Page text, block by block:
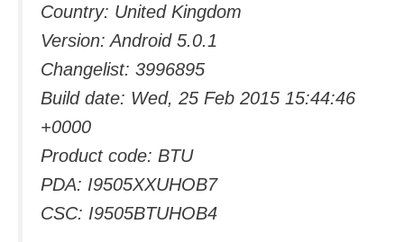
Country: United Kingdom
Version: Android 5.0.1
Changelist: 3996895
Build date: Wed, 25 Feb 2015 15:44:46
+0000
Product code: BTU
PDA: I9505XXUHOB7
CSC: I9505BTUHOB4